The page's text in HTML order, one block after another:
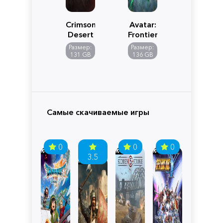
Crimson
Desert
Размер:
131 GB
Avatar:
Frontiers
of
Pandora
Размер:
136 GB
Самые скачиваемые игры
0
3.5
0 0